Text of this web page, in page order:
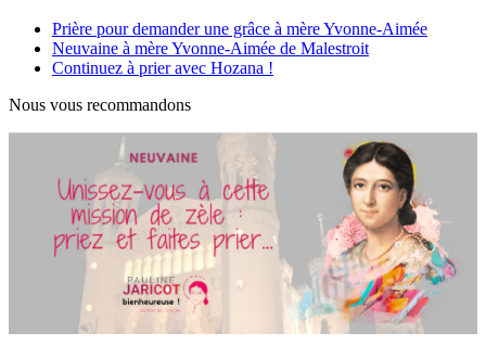
Prière pour demander une grâce à mère Yvonne-Aimée
Neuvaine à mère Yvonne-Aimée de Malestroit
Continuez à prier avec Hozana !
Nous vous recommandons